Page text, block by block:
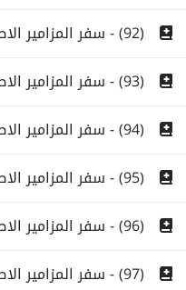
(92) - سفر المزامير الاصحاح الثانى والتسعون
(93) - سفر المزامير الاصحاح الثالث والتسعون
(94) - سفر المزامير الاصحاح الرابع والتسعون
(95) - سفر المزامير الاصحاح الخامس والتسعون
(96) - سفر المزامير الاصحاح السادس والتسعون
(97) - سفر المزامير الاصحاح السابع والتسعون